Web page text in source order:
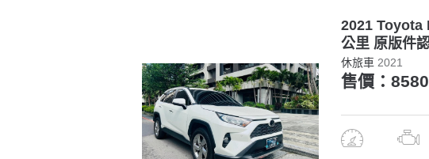
2021 Toyota
公里 原版件
休旅車 2021
售價：